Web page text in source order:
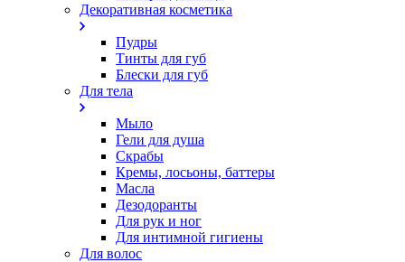
Декоративная косметика
Пудры
Тинты для губ
Блески для губ
Для тела
Мыло
Гели для душа
Скрабы
Кремы, лосьоны, баттеры
Масла
Дезодоранты
Для рук и ног
Для интимной гигиены
Для волос